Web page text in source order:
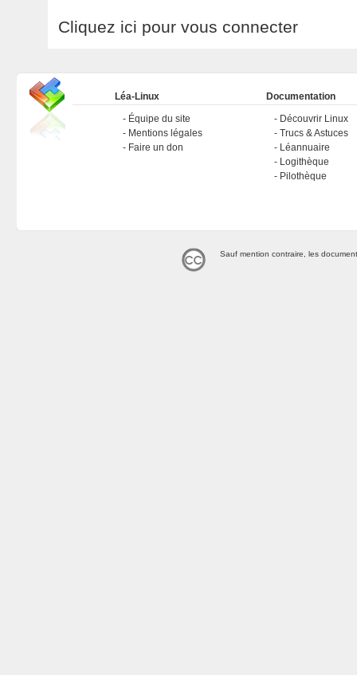
Cliquez ici pour vous connecter
Léa-Linux
Équipe du site
Mentions légales
Faire un don
Documentation
Découvrir Linux
Trucs & Astuces
Léannuaire
Logithèque
Pilothèque
Sauf mention contraire, les